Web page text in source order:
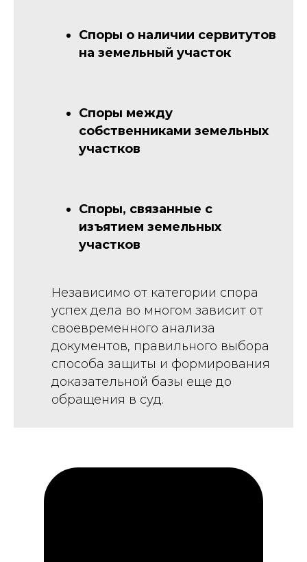
Споры о наличии сервитутов
на земельный участок
Споры между
собственниками земельных
участков
Споры, связанные с
изъятием земельных
участков
Независимо от категории спора
успех дела во многом зависит от
своевременного анализа
документов, правильного выбора
способа защиты и формирования
доказательной базы еще до
обращения в суд.